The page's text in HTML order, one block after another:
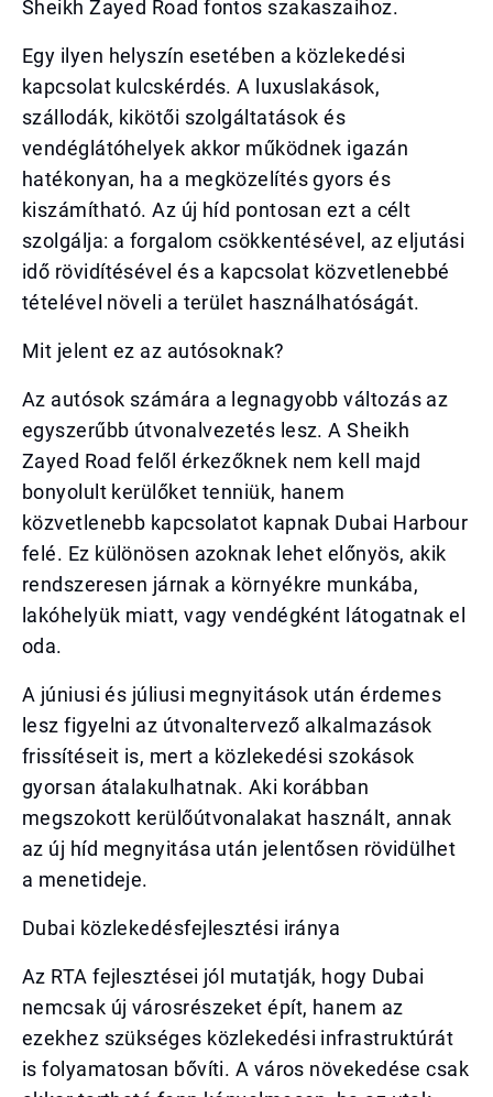
Sheikh Zayed Road fontos szakaszaihoz.
Egy ilyen helyszín esetében a közlekedési
kapcsolat kulcskérdés. A luxuslakások,
szállodák, kikötői szolgáltatások és
vendéglátóhelyek akkor működnek igazán
hatékonyan, ha a megközelítés gyors és
kiszámítható. Az új híd pontosan ezt a célt
szolgálja: a forgalom csökkentésével, az eljutási
idő rövidítésével és a kapcsolat közvetlenebbé
tételével növeli a terület használhatóságát.
Mit jelent ez az autósoknak?
Az autósok számára a legnagyobb változás az
egyszerűbb útvonalvezetés lesz. A Sheikh
Zayed Road felől érkezőknek nem kell majd
bonyolult kerülőket tenniük, hanem
közvetlenebb kapcsolatot kapnak Dubai Harbour
felé. Ez különösen azoknak lehet előnyös, akik
rendszeresen járnak a környékre munkába,
lakóhelyük miatt, vagy vendégként látogatnak el
oda.
A júniusi és júliusi megnyitások után érdemes
lesz figyelni az útvonaltervező alkalmazások
frissítéseit is, mert a közlekedési szokások
gyorsan átalakulhatnak. Aki korábban
megszokott kerülőútvonalakat használt, annak
az új híd megnyitása után jelentősen rövidülhet
a menetideje.
Dubai közlekedésfejlesztési iránya
Az RTA fejlesztései jól mutatják, hogy Dubai
nemcsak új városrészeket épít, hanem az
ezekhez szükséges közlekedési infrastruktúrát
is folyamatosan bővíti. A város növekedése csak